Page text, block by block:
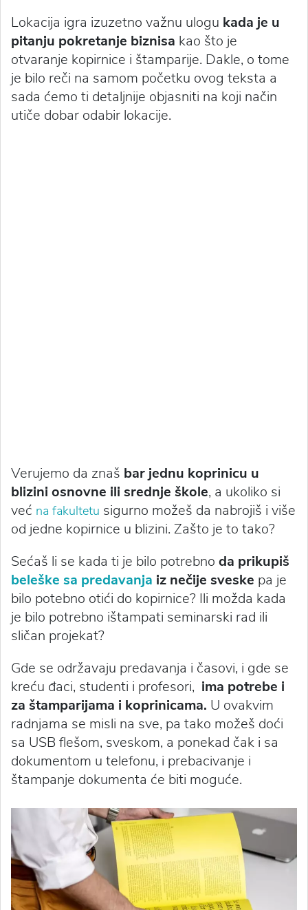
Lokacija igra izuzetno važnu ulogu kada je u
pitanju pokretanje biznisa kao što je
otvaranje kopirnice i štamparije. Dakle, o tome
je bilo reči na samom početku ovog teksta a
sada ćemo ti detaljnije objasniti na koji način
utiče dobar odabir lokacije.
Verujemo da znaš bar jednu koprinicu u
blizini osnovne ili srednje škole, a ukoliko si
već na fakultetu sigurno možeš da nabrojiš i više
od jedne kopirnice u blizini. Zašto je to tako?
Sećaš li se kada ti je bilo potrebno da prikupiš
beleške sa predavanja iz nečije sveske pa je
bilo potebno otići do kopirnice? Ili možda kada
je bilo potrebno ištampati seminarski rad ili
sličan projekat?
Gde se održavaju predavanja i časovi, i gde se
kreću đaci, studenti i profesori, ima potrebe i
za štamparijama i koprinicama. U ovakvim
radnjama se misli na sve, pa tako možeš doći
sa USB flešom, sveskom, a ponekad čak i sa
dokumentom u telefonu, i prebacivanje i
štampanje dokumenta će biti moguće.